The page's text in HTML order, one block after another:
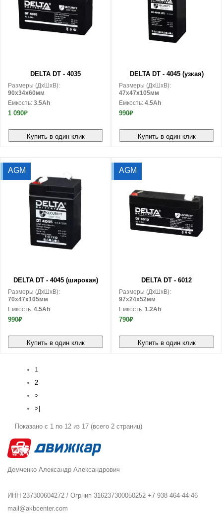
DELTA DT - 4035
Размеры (ДxШxВ):
90x34x60мм
Емкость: 3.5Ah
1 090₽
Купить в один клик
DELTA DT - 4045 (узкая)
Размеры (ДxШxВ):
47x47x105мм
Емкость: 4.5Ah
990₽
Купить в один клик
AGM
DELTA DT - 4045 (широкая)
Размеры (ДxШxВ):
70x47x105мм
Емкость: 4.5Ah
990₽
Купить в один клик
AGM
DELTA DT - 6012
Размеры (ДxШxВ):
97x24x52мм
Емкость: 1.2Ah
790₽
Купить в один клик
1
2
>
>|
Показано с 1 по 12 из 17 (всего 2 страниц)
Демченко Александр Александрович
ИНН 237300604272 / Огрнип 316237300050252 +7 938 464-44-46
mail@akbcenter.com